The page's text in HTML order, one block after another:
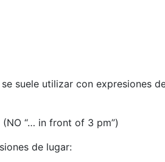
suele utilizar con expresiones
(NO “… in front of 3 pm”)
de lugar: